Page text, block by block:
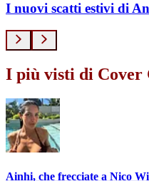
I nuovi scatti estivi di
I più visti di Cover
Ainhi, che frecciate a Nico